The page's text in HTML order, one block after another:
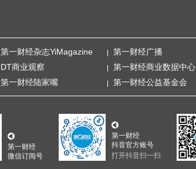
第一财经杂志YiMagazine 第一财经广播
DT商业观察 第一财经商业数据中心
第一财经陆家嘴 第一财经公益基金会
第一财经
微信订阅号
第一财经
抖音官方账号
打开抖音扫一扫